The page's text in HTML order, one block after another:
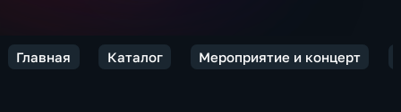
Главная Каталог Мероприятие и концерт